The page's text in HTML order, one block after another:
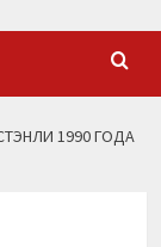
1990 ГОДА